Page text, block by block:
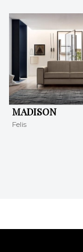
MADISON
Felis